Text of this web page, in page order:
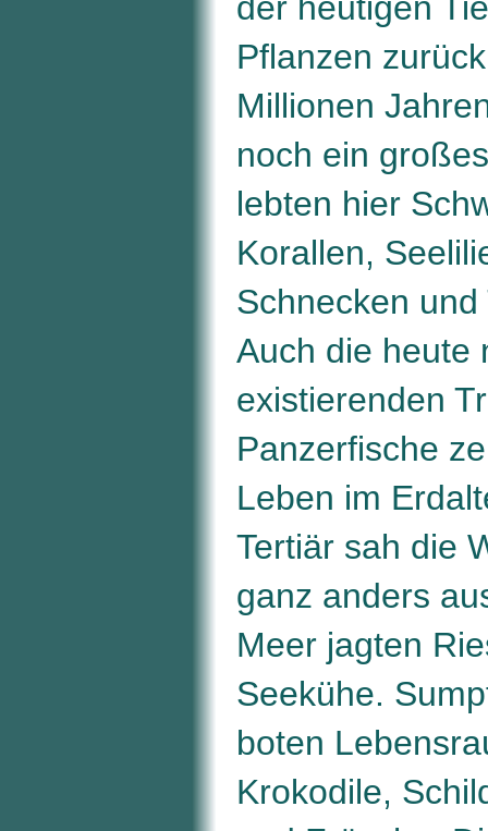
Pflanzen
Millionen
noch ein
lebten hier
Korallen,
Schnecken
Auch die heute
existierenden
Panzerfische
Leben im
Tertiär sah die
ganz anders
Meer jagten
Seekühe.
boten
Krokodile,